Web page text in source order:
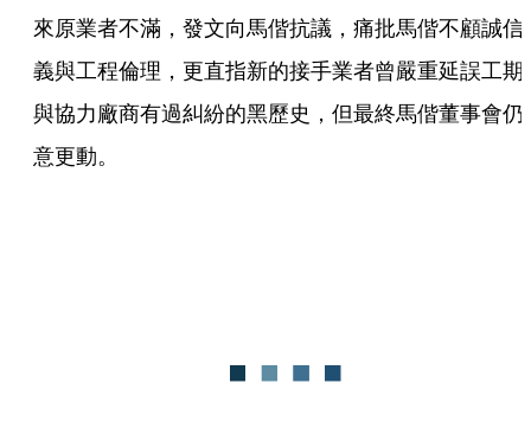
來原業者不滿，發文向馬偕抗議，痛批馬偕不顧誠信
義與工程倫理，更直指新的接手業者曾嚴重延誤工期
與協力廠商有過糾紛的黑歷史，但最終馬偕董事會仍
意更動。